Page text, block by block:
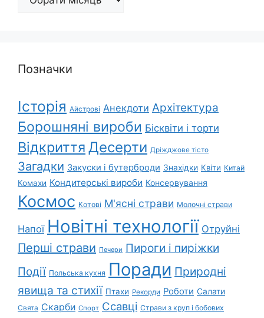
Позначки
Історія Айстрові Анекдоти Архітектура
Борошняні вироби Бісквіти і торти
Відкриття Десерти Дріжджове тісто
Загадки Закуски і бутерброди Знахідки Квіти Китай
Комахи Кондитерські вироби Консервування
Космос Котові М'ясні страви Молочні страви
Напої Новітні технології Отруйні
Перші страви Печери Пироги і пиріжки
Події Польська кухня Поради Природні
явища та стихії Птахи Рекорди Роботи Салати
Свята Скарби Спорт Ссавці Страви з круп і бобових